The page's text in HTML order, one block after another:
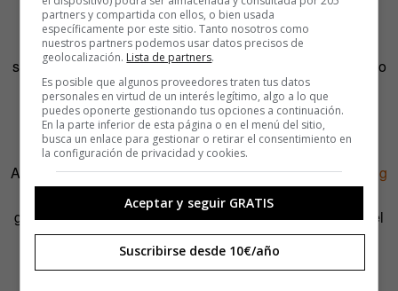
Pero —de la misma manera que algunos siguen
sosteniendo que la Tierra es plana o que quien nos creó no
fue la evolución, sino un hombre barbudo en una nube—
también hay quienes afirman que todo va genial en el
planeta.
Ante un público risueño desitcom, el profesorHans Rosling
afirma que es cierto que la humanidad se enfrenta a
grandes desafíos. Pero aclara: «La buena noticia es que el
futuro quizá no sea tan sombrío como creemos». Su
optimismo es contagioso, pero no convincente. Suerte,
partners y compartida con ellos, o bien usada
específicamente por este sitio. Tanto nosotros como
nuestros partners podemos usar datos precisos de
geolocalización. Lista de partners.
Es posible que algunos proveedores traten tus datos
personales en virtud de un interés legítimo, algo a lo que
puedes oponerte gestionando tus opciones a continuación.
En la parte inferior de esta página o en el menú del sitio,
busca un enlace para gestionar o retirar el consentimiento en
la configuración de privacidad y cookies.
Aceptar y seguir GRATIS
Suscribirse desde 10€/año